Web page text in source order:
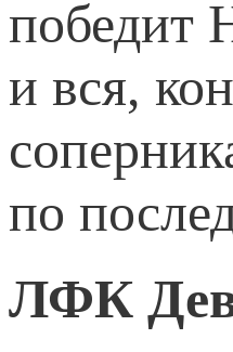
победит
и вся,
по
ЛФК